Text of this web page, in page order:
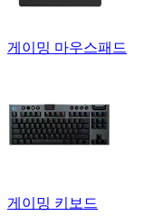
게이밍 마우스패드
게이밍 키보드